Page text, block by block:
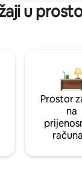
u
Prostor
na